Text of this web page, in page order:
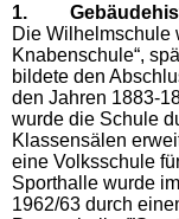
1.
Die Wilhelmschule
Knabenschule“,
bildete den
den Jahren 1883-
wurde die Schule
Klassensälen
eine Volksschule
Sporthalle wurde
1962/63 durch